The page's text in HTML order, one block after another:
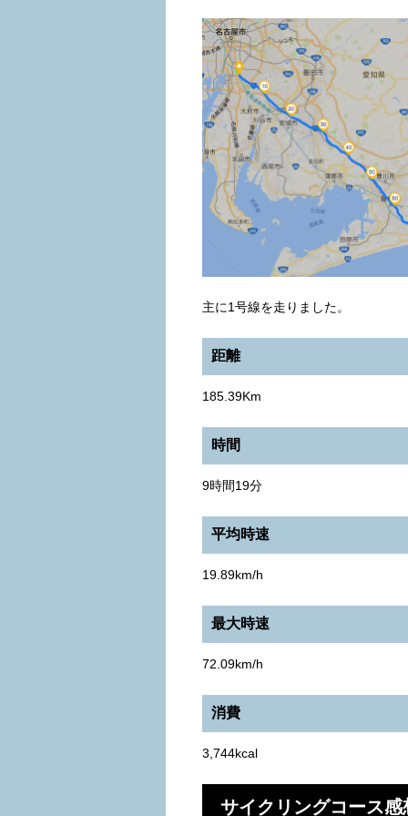
主に1号線を走りました。
距離
185.39Km
時間
9時間19分
平均時速
19.89km/h
最大時速
72.09km/h
消費
3,744kcal
サイクリングコース感